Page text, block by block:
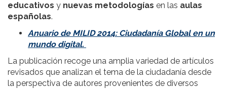
educativos y nuevas metodologías en las aulas
españolas.
Anuario de MILID 2014: Ciudadanía Global en un
mundo digital.
La publicación recoge una amplia variedad de artículos
revisados que analizan el tema de la ciudadanía desde
la perspectiva de autores provenientes de diversos